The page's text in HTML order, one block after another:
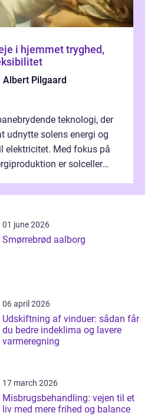
tryghed,
Albert Pilgaard
teknologi, der
udnytte solens energi og
elektricitet. Med fokus på
er solceller
01 june 2026
Smørrebrød aalborg
06 april 2026
Udskiftning af vinduer: sådan får
du bedre indeklima og lavere
varmeregning
17 march 2026
Misbrugsbehandling: vejen til et
liv med mere frihed og balance